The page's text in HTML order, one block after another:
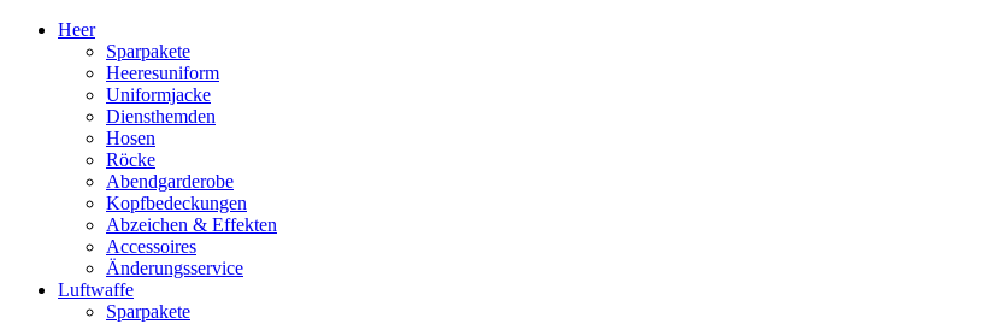
Heer
Sparpakete
Heeresuniform
Uniformjacke
Diensthemden
Hosen
Röcke
Abendgarderobe
Kopfbedeckungen
Abzeichen & Effekten
Accessoires
Änderungsservice
Luftwaffe
Sparpakete